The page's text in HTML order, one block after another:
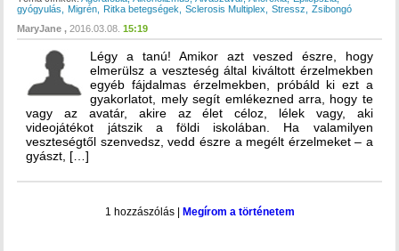
gyógyulás
Migrén Ritka betegségek Sclerosis Multiplex Stressz
Zsibongó
MaryJane
2016.03.08. 15:19
Légy a tanú! Amikor azt veszed észre, hogy
elmerülsz a veszteség által kiváltott érzelmekben
egyéb fájdalmas érzelmekben, próbáld ki ezt a
gyakorlatot, mely segít emlékezned arra, hogy te
vagy az avatár, akire az élet céloz, lélek vagy, aki
videojátékot játszik a földi iskolában. Ha valamilyen
veszteségtől szenvedsz, vedd észre a megélt érzelmeket – a
gyászt, […]
1 hozzászólás| Megírom a történetem